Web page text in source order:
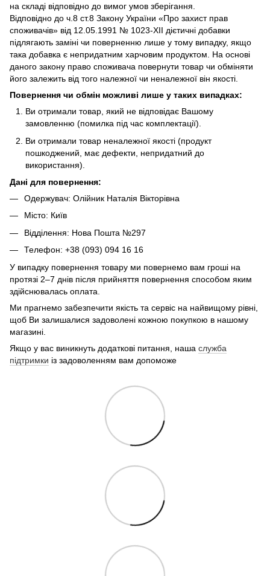
на складі відповідно до вимог умов зберігання.
Відповідно до ч.8 ст.8 Закону України «Про захист прав
споживачів» від 12.05.1991 № 1023-ХІІ дієтичні добавки
підлягають заміні чи поверненню лише у тому випадку, якщо
така добавка є непридатним харчовим продуктом. На основі
даного закону право споживача повернути товар чи обміняти
його залежить від того належної чи неналежної він якості.
Повернення чи обмін можливі лише у таких випадках:
Ви отримали товар, який не відповідає Вашому
замовленню (помилка під час комплектації).
Ви отримали товар неналежної якості (продукт
пошкоджений, має дефекти, непридатний до
використання).
Дані для повернення:
Одержувач: Олійник Наталія Вікторівна
Місто: Київ
Відділення: Нова Пошта №297
Телефон: +38 (093) 094 16 16
У випадку повернення товару ми повернемо вам гроші на
протязі 2–7 днів після прийняття повернення способом яким
здійснювалась оплата.
Ми прагнемо забезпечити якість та сервіс на найвищому рівні,
щоб Ви залишалися задоволені кожною покупкою в нашому
магазині.
Якщо у вас виникнуть додаткові питання, наша служба
підтримки із задоволенням вам допоможе